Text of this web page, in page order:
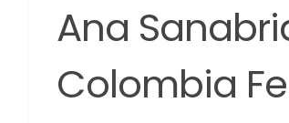
Ana
Colombia